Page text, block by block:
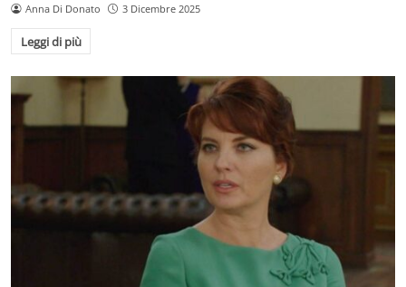
Anna Di Donato 3 Dicembre 2025
Leggi di più